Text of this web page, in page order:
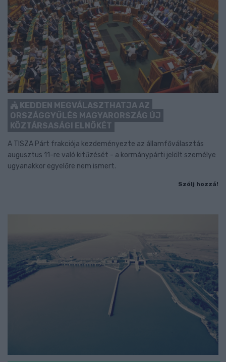
KEDDEN MEGVÁLASZTHATJA AZ
ORSZÁGGYŰLÉS MAGYARORSZÁG ÚJ
KÖZTÁRSASÁGI ELNÖKÉT
A TISZA Párt frakciója kezdeményezte az államfőválasztás
augusztus 11-re való kitűzését - a kormánypárti jelölt személye
ugyanakkor egyelőre nem ismert.
Szólj hozzá!